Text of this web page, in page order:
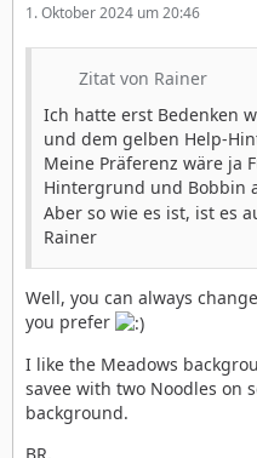
1. Oktober 2024 um 20:46
Zitat von Rainer
Ich hatte erst Bedenken
und dem gelben Help-
Meine Präferenz wäre ja
Hintergrund und Bobbin
Aber so wie es ist, ist es
Rainer
Well, you can always
you prefer
I like the Meadows
savee with two Noodles on
background.